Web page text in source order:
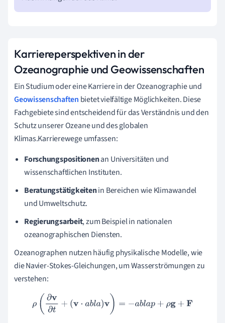
Karriereperspektiven in der
Ozeanographie und Geowissenschaften
Ein Studium oder eine Karriere in der Ozeanographie und
Geowissenschaften bietet vielfältige Möglichkeiten. Diese
Fachgebiete sind entscheidend für das Verständnis und den
Schutz unserer Ozeane und des globalen
Klimas.Karrierewege umfassen:
Forschungspositionenan Universitäten und
wissenschaftlichen Instituten.
Beratungstätigkeitenin Bereichen wie Klimawandel
und Umweltschutz.
Regierungsarbeit, zum Beispiel in nationalen
ozeanographischen Diensten.
Ozeanographen nutzen häufig physikalische Modelle, wie
die Navier-Stokes-Gleichungen, um Wasserströmungen zu
verstehen:
ρ ∂v∂ +(v⋅abla) v) =−a ap+ρg F